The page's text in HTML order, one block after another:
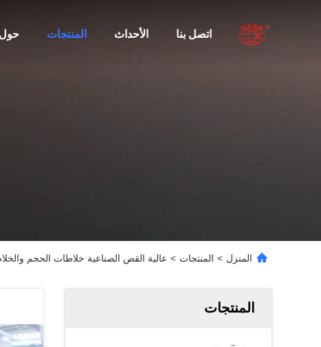
المنتجات الأحداث اتصل بنا
المنزل > المنتجات > عالية القص الصناعية خلاطات الحجم
المنتجات